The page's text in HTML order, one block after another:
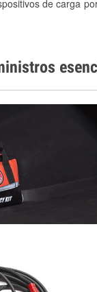
de carga